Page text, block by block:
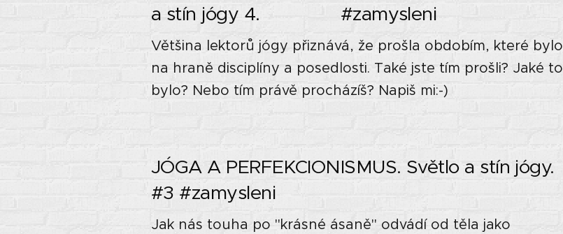
a stín jógy 4. 🌓🌗🌚 #zamysleni
Většina lektorů jógy přiznává, že prošla obdobím, které bylo
na hraně disciplíny a posedlosti. Také jste tím prošli? Jaké to
bylo? Nebo tím právě procházíš? Napiš mi:-)
JÓGA A PERFEKCIONISMUS. Světlo a stín jógy.
#3 #zamysleni
Jak nás touha po "krásné ásaně" odvádí od těla jako